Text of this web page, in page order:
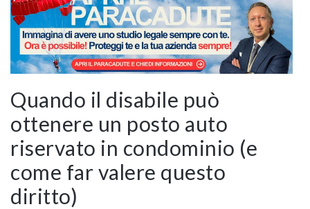
Quando il disabile può
ottenere un posto auto
riservato in condominio (e
come far valere questo
diritto)